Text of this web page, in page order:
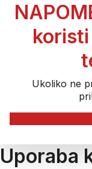
Ukoliko ne
Uporaba